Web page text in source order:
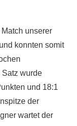
unserer
konnten somit
wurde
und 18:1
der
wartet der